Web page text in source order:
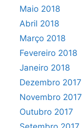
Maio 2018
Abril 2018
Março 2018
Fevereiro 2018
Janeiro 2018
Dezembro 2017
Novembro 2017
Outubro 2017